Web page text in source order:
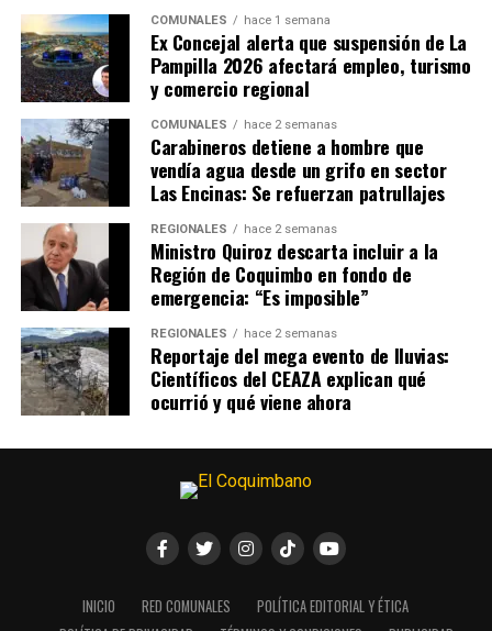
COMUNALES hace 1 semana
Ex Concejal alerta que suspensión de La
Pampilla 2026 afectará empleo, turismo
y comercio regional
COMUNALES hace 2 semanas
Carabineros detiene a hombre que
vendía agua desde un grifo en sector
Las Encinas: Se refuerzan patrullajes
REGIONALES hace 2 semanas
Ministro Quiroz descarta incluir a la
Región de Coquimbo en fondo de
emergencia: “Es imposible”
REGIONALES hace 2 semanas
Reportaje del mega evento de lluvias:
Científicos del CEAZA explican qué
ocurrió y qué viene ahora
INICIO RED COMUNALES
POLÍTICA EDITORIAL Y ÉTICA